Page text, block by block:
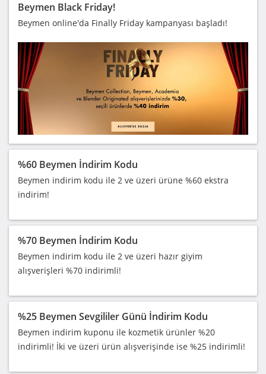
Beymen Black Friday!
Beymen online'da Finally Friday kampanyası başladı!
%60 Beymen İndirim Kodu
Beymen indirim kodu ile 2 ve üzeri ürüne %60 ekstra
indirim!
%70 Beymen İndirim Kodu
Beymen indirim kodu ile 2 ve üzeri hazır giyim
alışverişleri %70 indirimli!
%25 Beymen Sevgililer Günü İndirim Kodu
Beymen indirim kuponu ile kozmetik ürünler %20
indirimli! İki ve üzeri ürün alışverişinde ise %25 indirimli!